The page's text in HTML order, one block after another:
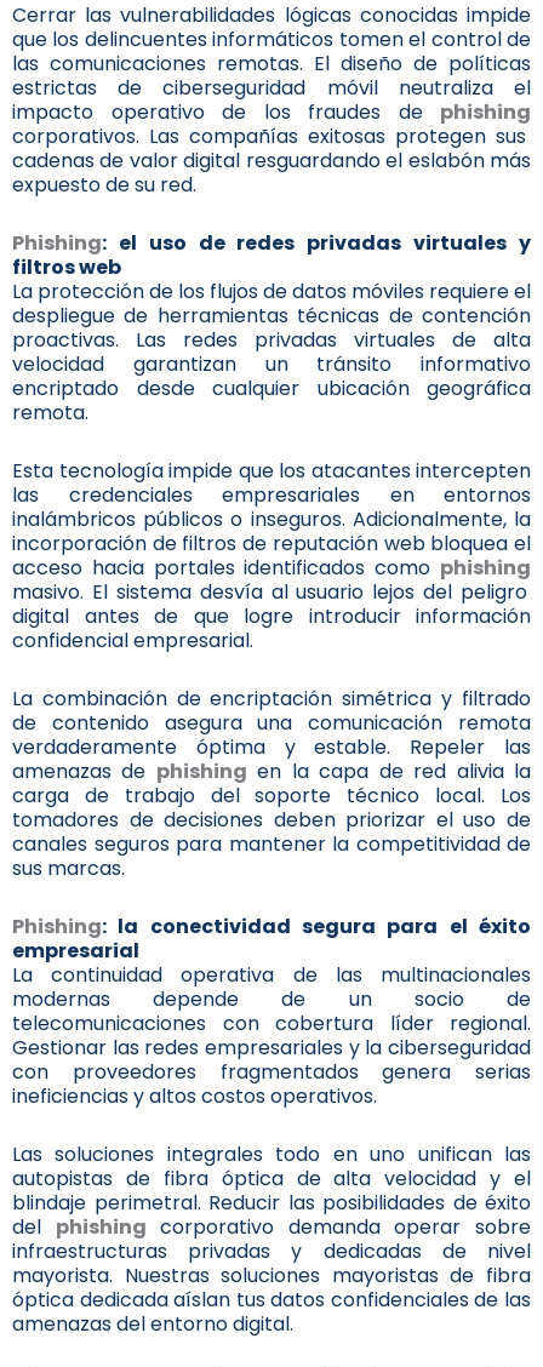
Cerrar las vulnerabilidades lógicas conocidas impide
que los delincuentes informáticos tomen el control de
las comunicaciones remotas. El diseño de políticas
estrictas de ciberseguridad móvil neutraliza el
impacto operativo de los fraudes de phishing
corporativos. Las compañías exitosas protegen sus
cadenas de valor digital resguardando el eslabón más
expuesto de su red.
Phishing: el uso de redes privadas virtuales y
filtros web
La protección de los flujos de datos móviles requiere el
despliegue de herramientas técnicas de contención
proactivas. Las redes privadas virtuales de alta
velocidad garantizan un tránsito informativo
encriptado desde cualquier ubicación geográfica
remota.
Esta tecnología impide que los atacantes intercepten
las credenciales empresariales en entornos
inalámbricos públicos o inseguros. Adicionalmente, la
incorporación de filtros de reputación web bloquea el
acceso hacia portales identificados como phishing
masivo. El sistema desvía al usuario lejos del peligro
digital antes de que logre introducir información
confidencial empresarial.
La combinación de encriptación simétrica y filtrado
de contenido asegura una comunicación remota
verdaderamente óptima y estable. Repeler las
amenazas de phishing en la capa de red alivia la
carga de trabajo del soporte técnico local. Los
tomadores de decisiones deben priorizar el uso de
canales seguros para mantener la competitividad de
sus marcas.
Phishing: la conectividad segura para el éxito
empresarial
La continuidad operativa de las multinacionales
modernas depende de un socio de
telecomunicaciones con cobertura líder regional.
Gestionar las redes empresariales y la ciberseguridad
con proveedores fragmentados genera serias
ineficiencias y altos costos operativos.
Las soluciones integrales todo en uno unifican las
autopistas de fibra óptica de alta velocidad y el
blindaje perimetral. Reducir las posibilidades de éxito
del phishing corporativo demanda operar sobre
infraestructuras privadas y dedicadas de nivel
mayorista. Nuestras soluciones mayoristas de fibra
óptica dedicada aíslan tus datos confidenciales de las
amenazas del entorno digital.